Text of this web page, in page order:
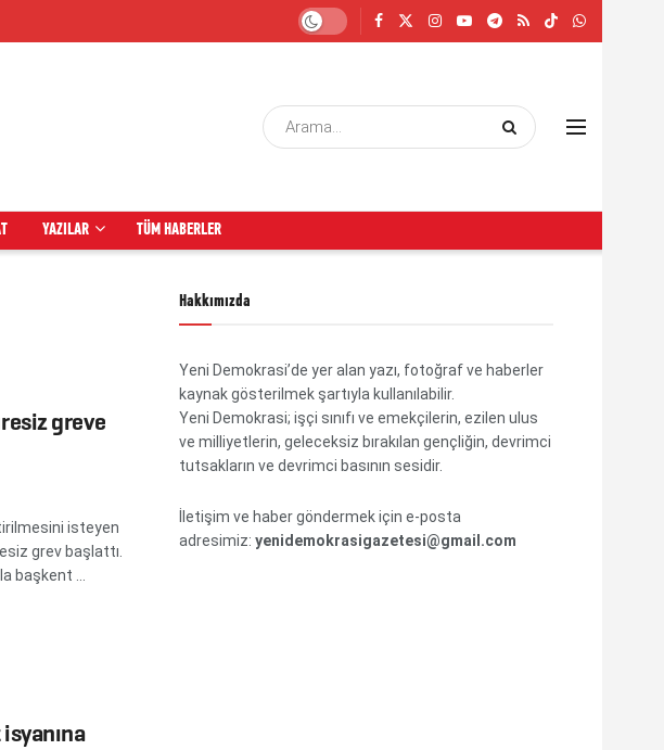
YAZILAR TÜM HABERLER
greve
isteyen
grev başlattı.
başkent ...
Hakkımızda
Yeni Demokrasi’de yer alan yazı, fotoğraf ve haberler
kaynak gösterilmek şartıyla kullanılabilir.
Yeni Demokrasi; işçi sınıfı ve emekçilerin, ezilen ulus
ve milliyetlerin, geleceksiz bırakılan gençliğin, devrimci
tutsakların ve devrimci basının sesidir.
İletişim ve haber göndermek için e-posta
adresimiz: yenidemokrasigazetesi@gmail.com